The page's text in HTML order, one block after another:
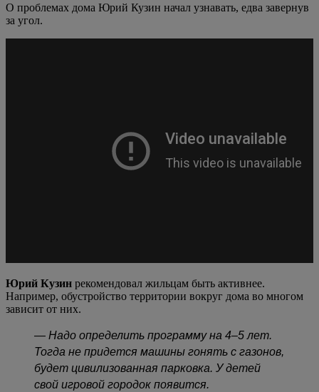
О проблемах дома Юрий Кузин начал узнавать, едва завернув
за угол.
Юрий Кузин рекомендовал жильцам быть активнее.
Например, обустройство территории вокруг дома во многом
зависит от них.
— Надо определить программу на 4–5 лет.
Тогда не придется машины гонять с газонов,
будет цивилизованная парковка. У детей
свой игровой городок появится.